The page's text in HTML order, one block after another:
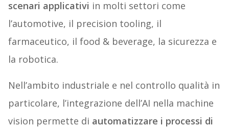
scenari applicativi in molti settori come
l’automotive, il precision tooling, il
farmaceutico, il food & beverage, la sicurezza e
la robotica.
Nell’ambito industriale e nel controllo qualità in
particolare, l’integrazione dell’AI nella machine
vision permette di automatizzare i processi di